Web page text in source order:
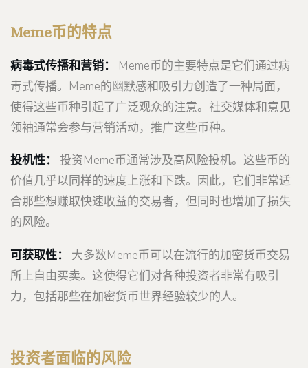
Meme币的特点
病毒式传播和营销：
Meme币的主要特点是它们通过病
毒式传播。Meme的幽默感和吸引力创造了一种局面，
使得这些币种引起了广泛观众的注意。社交媒体和意见
领袖通常会参与营销活动，推广这些币种。
投机性：
投资Meme币通常涉及高风险投机。这些币的
价值几乎以同样的速度上涨和下跌。因此，它们非常适
合那些想赚取快速收益的交易者，但同时也增加了损失
的风险。
可获取性：
大多数Meme币可以在流行的加密货币交易
所上自由买卖。这使得它们对各种投资者非常有吸引
力，包括那些在加密货币世界经验较少的人。
投资者面临的风险